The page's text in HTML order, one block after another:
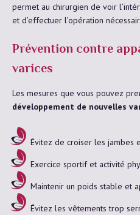
permet au chirurgien de voir
et d’effectuer l’opération
Prévention contre
varices
Les mesures que vous pouvez
développement de nouvelles
Évitez de croiser les jambes
Exercice sportif et activité
Maintenir un poids stable et
Évitez les vêtements trop